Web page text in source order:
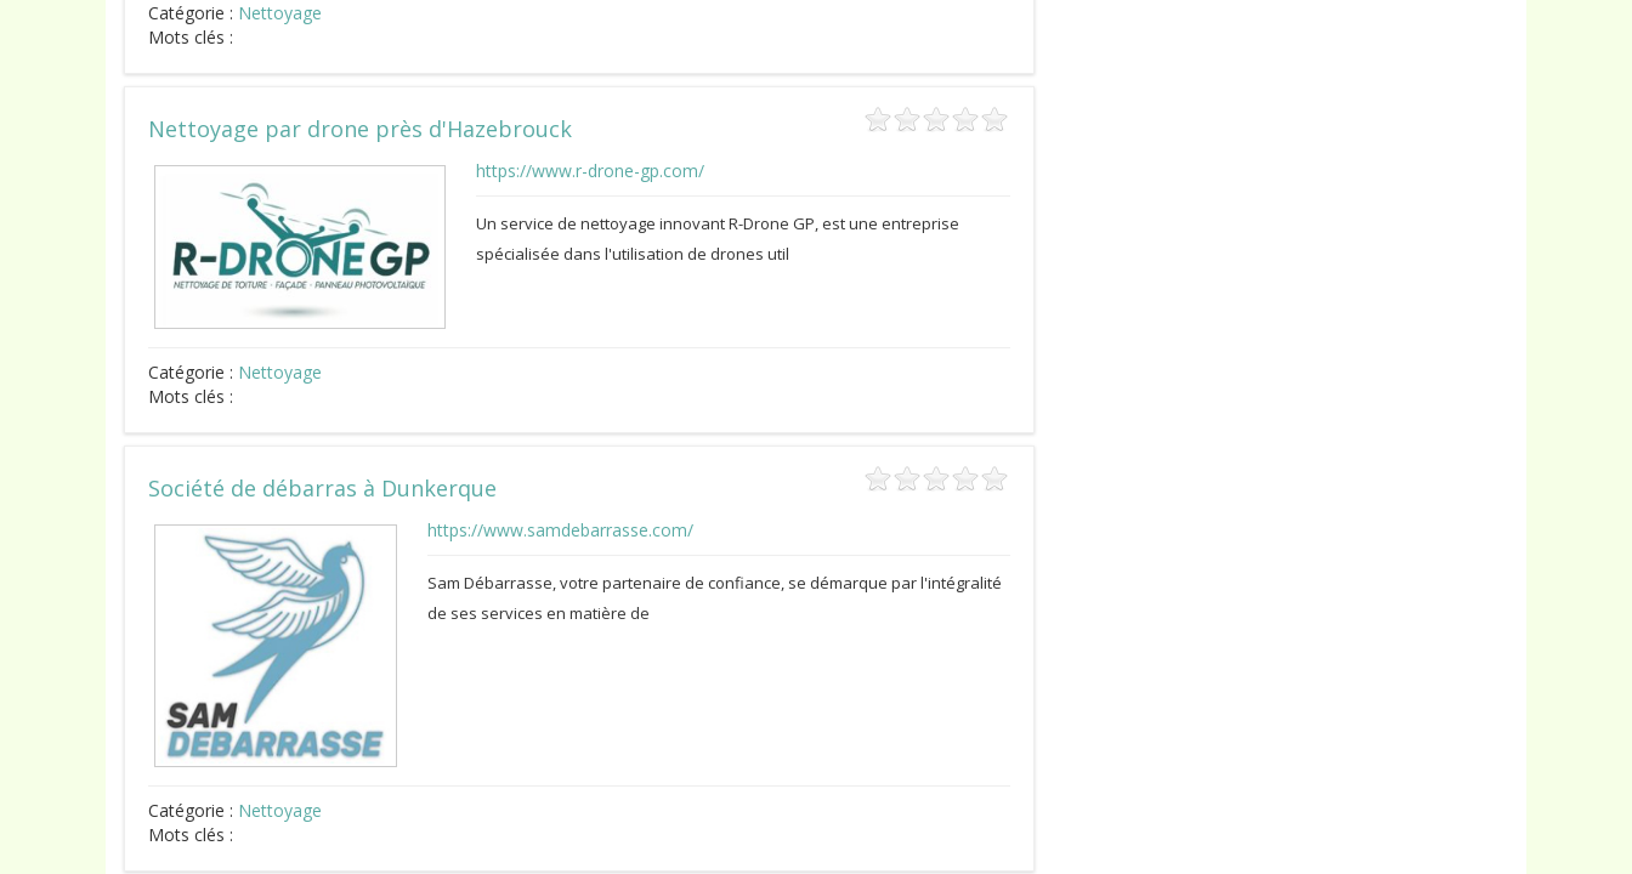
Catégorie : Nettoyage
Mots clés :
Nettoyage par drone près d'Hazebrouck
https://www.r-drone-gp.com/
Un service de nettoyage innovant R-Drone GP, est une entreprise
spécialisée dans l'utilisation de drones util
Catégorie : Nettoyage
Mots clés :
Société de débarras à Dunkerque
https://www.samdebarrasse.com/
Sam Débarrasse, votre partenaire de confiance, se démarque par l'intégralité
de ses services en matière de
Catégorie : Nettoyage
Mots clés :